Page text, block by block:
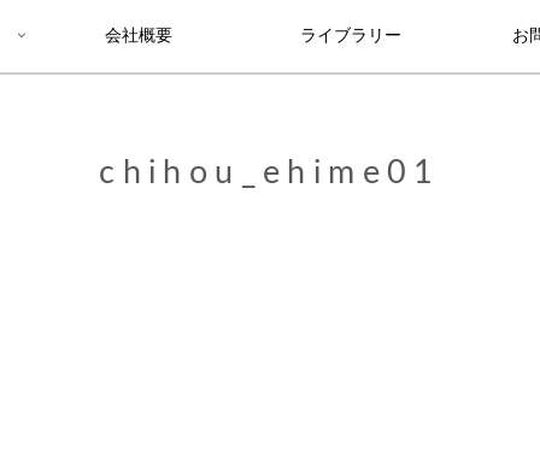
会社概要 ライブラリー お
chihou_ehime01